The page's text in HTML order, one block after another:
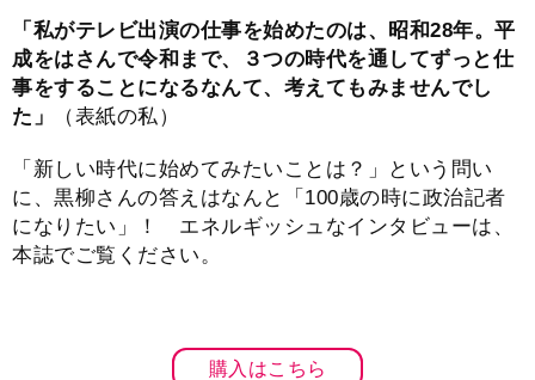
「私がテレビ出演の仕事を始めたのは、昭和28年。平
成をはさんで令和まで、３つの時代を通してずっと仕
事をすることになるなんて、考えてもみませんでし
た」
（表紙の私）
「新しい時代に始めてみたいことは？」という問い
に、黒柳さんの答えはなんと「100歳の時に政治記者
になりたい」！ エネルギッシュなインタビューは、
本誌でご覧ください。
購入はこちら